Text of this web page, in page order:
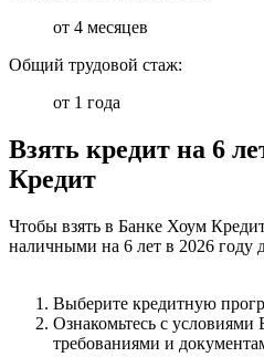
от 4 месяцев
Общий трудовой стаж:
от 1 года
Взять кредит на 6
Кредит
Чтобы взять в Банке Хоум
наличными на 6 лет в 2026 году
Выберите кредитную
Ознакомьтесь с условиями
требованиями и